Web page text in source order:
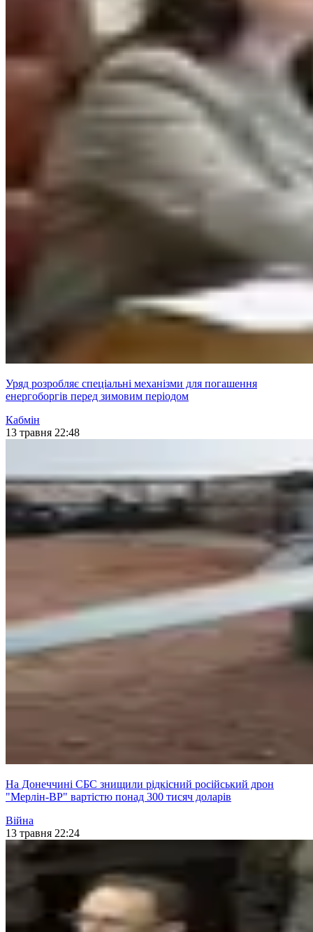
Уряд розробляє спеціальні механізми для погашення
енергоборгів перед зимовим періодом
Кабмін
13 травня 22:48
На Донеччині СБС знищили рідкісний російський дрон
"Мерлін-ВР" вартістю понад 300 тисяч доларів
Війна
13 травня 22:24